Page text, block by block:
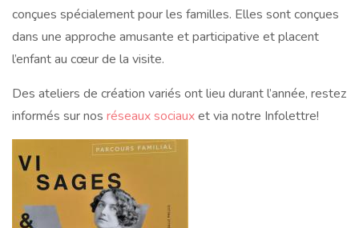
conçues spécialement pour les familles. Elles sont conçues
dans une approche amusante et participative et placent
l’enfant au cœur de la visite.
Des ateliers de création variés ont lieu durant l’année, restez
informés sur nos réseaux sociauxet via notre Infolettre!